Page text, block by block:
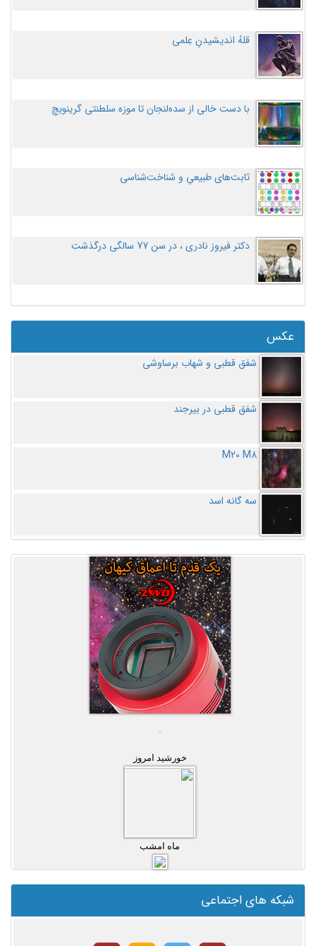
قلهُ اندیشیدنِ عِلمی
با دست خالی از سده‌لنجان تا موزه سلطنتی گرینویچ
ثابت‌های طبیعیِ و شناخت‌شناسی
دکتر فیروز نادری ، در سن 77 سالگی درگذشت
عکس
شفق قطبی و شهاب برساوشی
شفق قطبی در بیرجند
M20 M8
سه گانه اسد
خورشید امروز
ماه امشب
شبکه های اجتماعی